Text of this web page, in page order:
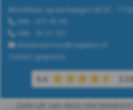
Bereikbaar op werkdagen 08:30 - 17:00
046 - 475 45 49
046 - 20 21 321
klantenservice@rvspaleis.nl
Contact gegevens
9.4
Gebruik van deze site